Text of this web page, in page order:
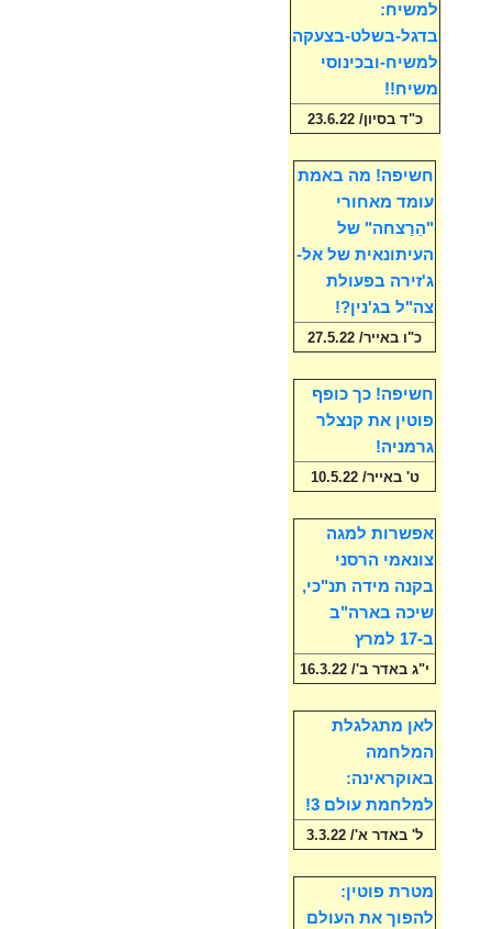
למשיח:
בדגל-בשלט-בצעקה
למשיח-ובכינוסי
משיח!!
כ"ד בסיון/ 23.6.22
חשיפה! מה באמת
עומד מאחורי
"הֵרַצחה" של
העיתונאית של אל-
ג'זירה בפעולת
צה"ל בג'נין?!
כ"ו באייר/ 27.5.22
חשיפה! כך כופף
פוטין את קנצלר
גרמניה!
ט' באייר/ 10.5.22
אפשרות למגה
צונאמי הרסני
בקנה מידה תנ"כי,
שיכה בארה"ב
ב-17 למרץ
י"ג באדר ב'/ 16.3.22
לאן מתגלגלת
המלחמה
באוקראינה:
למלחמת עולם 3!
ל' באדר א'/ 3.3.22
מטרת פוטין:
להפוך את העולם